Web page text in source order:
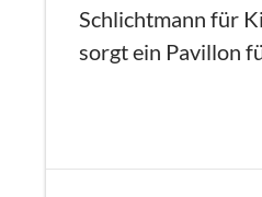
Schlichtmann für
sorgt ein Pavillon